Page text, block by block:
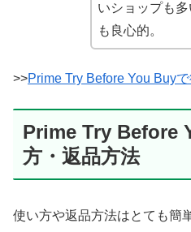
いショップも
も良心的。
>>Prime Try Before You Buy
Prime Try Before
方・返品方法
使い方や返品方法はとても簡単